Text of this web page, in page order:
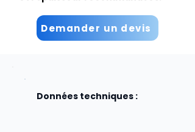
Demander un devis
Données techniques :